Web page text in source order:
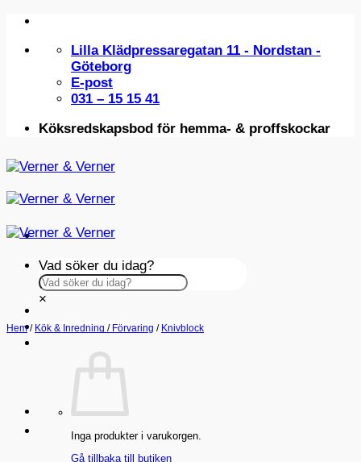
Skip
content
Lilla Klädpressaregatan 11 - Nordstan -
Göteborg
E-post
031 – 15 15 41
Köksredskapsbod för hemma- & proffskockar
Vad söker du idag?
×
INSPIRATION
Inga produkter i varukorgen.
Gå tillbaka till butiken
Hem / Kök & Inredning / Förvaring / Knivblock